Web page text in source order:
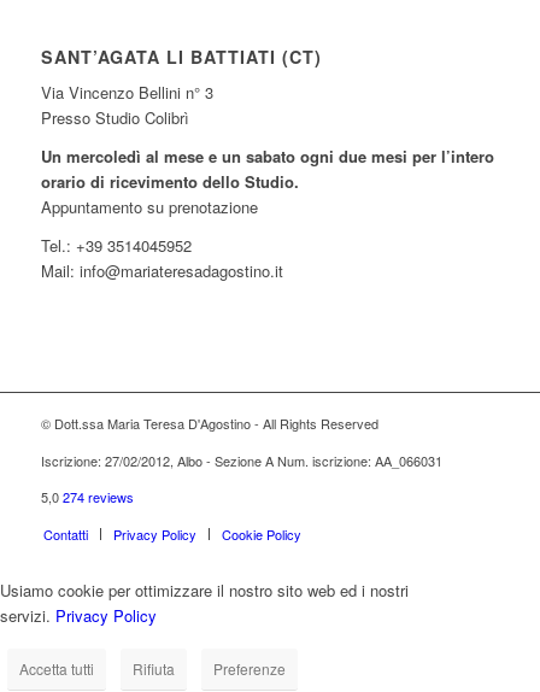
SANT’AGATA LI BATTIATI (CT)
Via Vincenzo Bellini n° 3
Presso Studio Colibrì
Un mercoledì al mese e un sabato ogni due mesi per l’intero
orario di ricevimento dello Studio.
Appuntamento su prenotazione
Tel.: +39 3514045952
Mail: info@mariateresadagostino.it
© Dott.ssa Maria Teresa D'Agostino - All Rights Reserved
Iscrizione: 27/02/2012, Albo - Sezione A Num. iscrizione: AA_066031
5,0 274 reviews
Contatti
Privacy Policy Cookie Policy
Usiamo cookie per ottimizzare il nostro sito web ed i nostri
servizi. Privacy Policy
Accetta tutti Rifiuta Preferenze